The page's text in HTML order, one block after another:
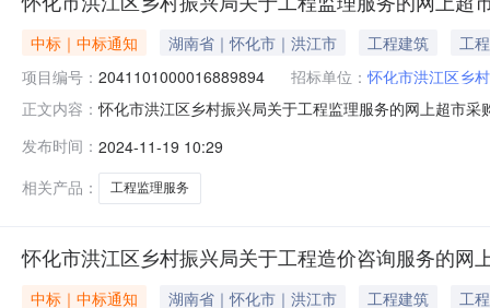
中标｜中标通知 湖南省｜怀化市｜洪江市 工程建筑
工程
项目编号： 2041101000016889894 招标单位： 怀化市洪江区乡
正文内容： 怀化市洪江区乡村振兴局关于工程监理服务的网上超市
政区划名称:湖南省怀化市洪江管理区报价起止时间:-二
发布时间： 2024-11-19 10:29
相关产品：
工程监理服务
怀化市洪江区乡村振兴局关于工程造价咨询服务的网
中标｜中标通知 湖南省｜怀化市｜洪江市 工程建筑
工程